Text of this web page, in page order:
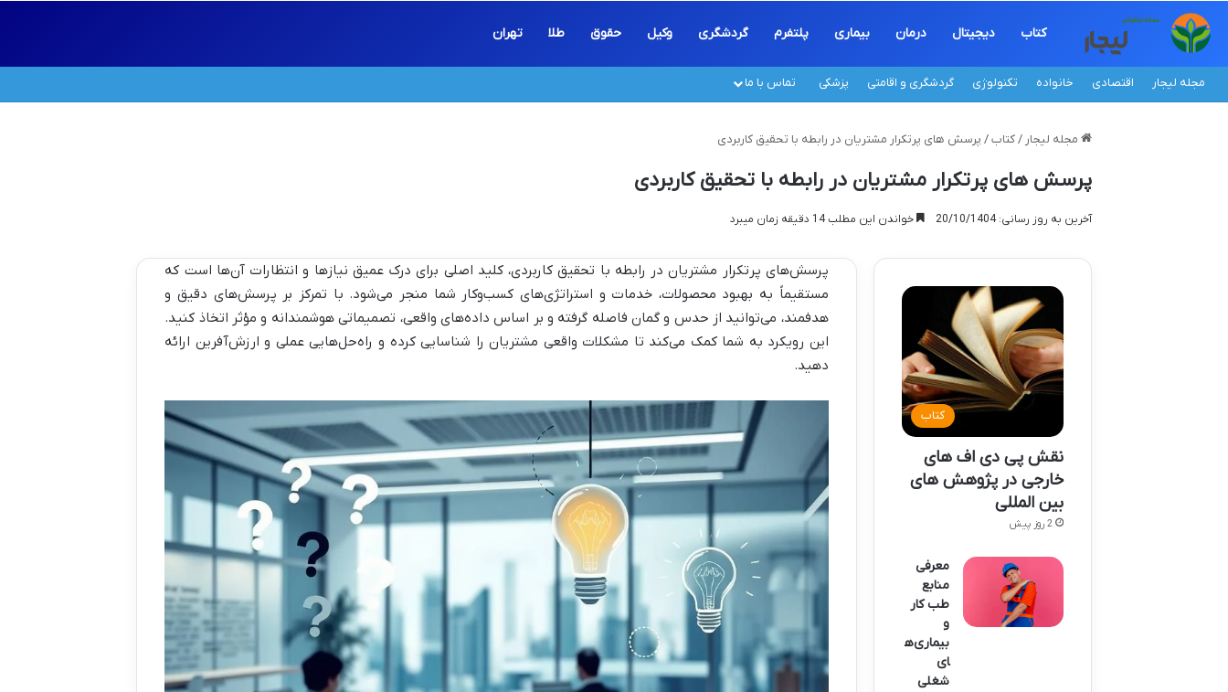
کتاب دیجیتال درمان بیماری پلتفرم گردشگری وکیل حقوق طلا تهران
مجله لیجار اقتصادی خانواده تکنولوژی گردشگری و اقامتی پزشکی تماس با ما
مجله لیجار / کتاب / پرسش های پرتکرار مشتریان در رابطه با تحقیق کاربردی
پرسش های پرتکرار مشتریان در رابطه با تحقیق کاربردی
آخرین به روز رسانی: 20/10/1404 خواندن این مطلب 14 دقیقه زمان میبرد
پرسش‌های پرتکرار مشتریان در رابطه با تحقیق کاربردی، کلید اصلی برای درک عمیق نیازها و انتظارات آن‌ها است که
مستقیماً به بهبود محصولات، خدمات و استراتژی‌های کسب‌وکار شما منجر می‌شود. با تمرکز بر پرسش‌های دقیق و
هدفمند، می‌توانید از حدس و گمان فاصله گرفته و بر اساس داده‌های واقعی، تصمیماتی هوشمندانه و مؤثر اتخاذ کنید.
این رویکرد به شما کمک می‌کند تا مشکلات واقعی مشتریان را شناسایی کرده و راه‌حل‌هایی عملی و ارزش‌آفرین ارائه
دهید.
کتاب
نقش پی دی اف های
خارجی در پژوهش های
بین المللی
2 روز پیش
معرفی
منابع
طب کار
و
بیماری‌ه
ای
شغلی